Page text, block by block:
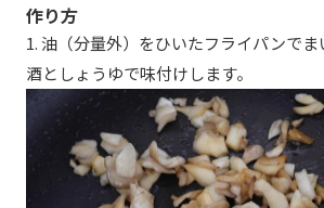
作り方
1. 油（分量外）をひいたフライパンでま
酒としょうゆで味付けします。